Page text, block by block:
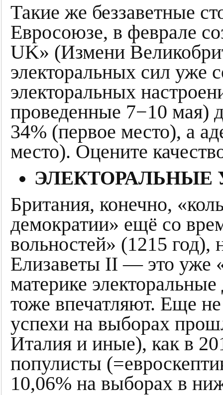
Такие же беззаветные
Евросоюзе, в феврале
UK» (Измени
электоральных сил уже
электоральных
проведенные 7−10 мая)
34% (первое место), а
место). Оцените
ЭЛЕКТОРАЛЬНЫЕ
Британия, конечно,
демократии» ещё со
вольностей» (1215 год),
Елизаветы II — это уже
материке
тоже впечатляют. Еще
успехи на выборах
Италия и иные), как в
популисты
10,06% на выборах в